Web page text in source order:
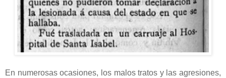
En numerosas ocasiones, los malos tratos y las agresiones,